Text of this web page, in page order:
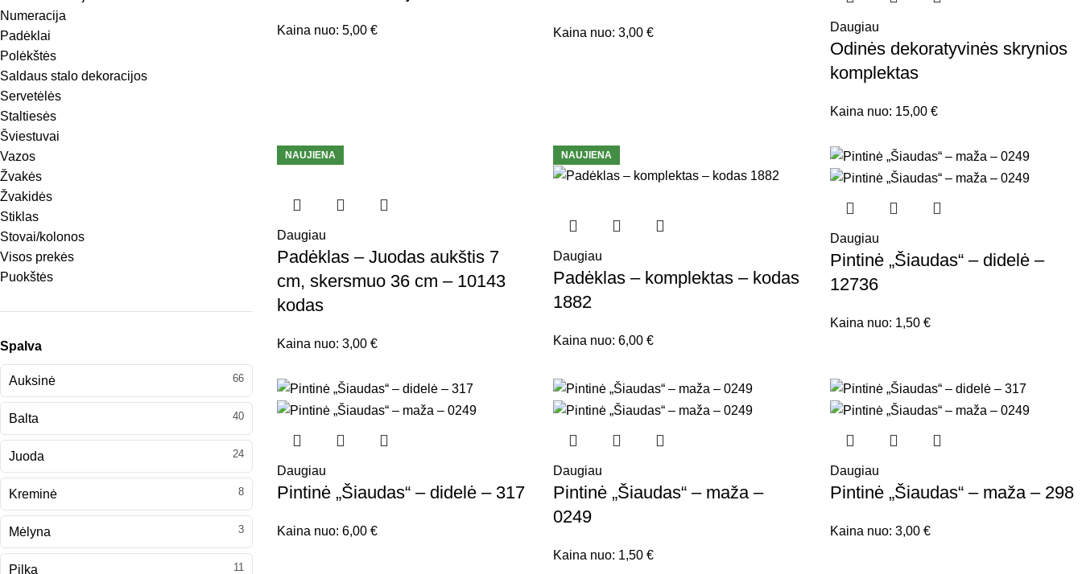
Numeracija
Padėklai
Polėkštės
Saldaus stalo dekoracijos
Servetėlės
Staltiesės
Šviestuvai
Vazos
Žvakės
Žvakidės
Stiklas
Stovai/kolonos
Visos prekės
Puokštės
Spalva
Auksinė 66
Balta 40
Juoda 24
Kreminė 8
Mėlyna 3
Pilka 11
Kaina nuo: 5,00 € Kaina nuo: 3,00 € Daugiau
Odinės dekoratyvinės skrynios
komplektas
Kaina nuo: 15,00 €
NAUJIENA
Daugiau
Padėklas – Juodas aukštis 7
cm, skersmuo 36 cm – 10143
kodas
Kaina nuo: 3,00 €
NAUJIENA
Daugiau
Padėklas – komplektas – kodas
1882
Kaina nuo: 6,00 €
Daugiau
Pintinė „Šiaudas“ – didelė –
12736
Kaina nuo: 1,50 €
Daugiau
Pintinė „Šiaudas“ – didelė – 317
Kaina nuo: 6,00 €
Daugiau
Pintinė „Šiaudas“ – maža –
0249
Kaina nuo: 1,50 €
Daugiau
Pintinė „Šiaudas“ – maža – 298
Kaina nuo: 3,00 €